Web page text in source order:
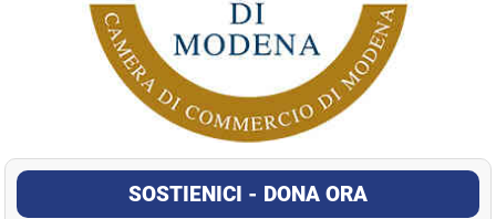
SOSTIENICI - DONA ORA